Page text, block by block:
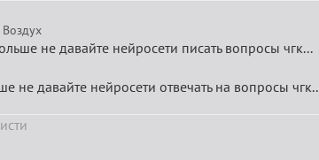
Воздух
не давайте нейросети писать вопросы чгк...
не давайте нейросети отвечать на вопросы